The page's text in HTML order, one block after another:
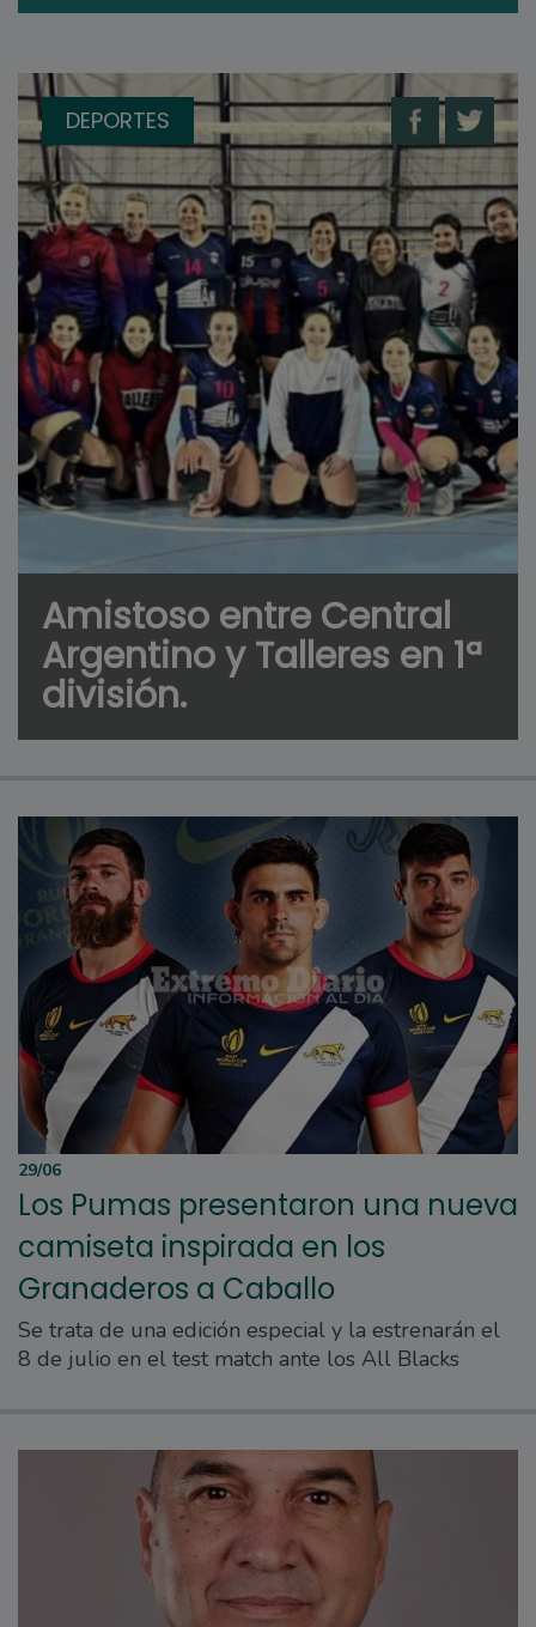
DEPORTES
Amistoso entre Central
Argentino y Talleres en 1ª
división.
29/06
Los Pumas presentaron una nueva
camiseta inspirada en los
Granaderos a Caballo
Se trata de una edición especial y la estrenarán el
8 de julio en el test match ante los All Blacks